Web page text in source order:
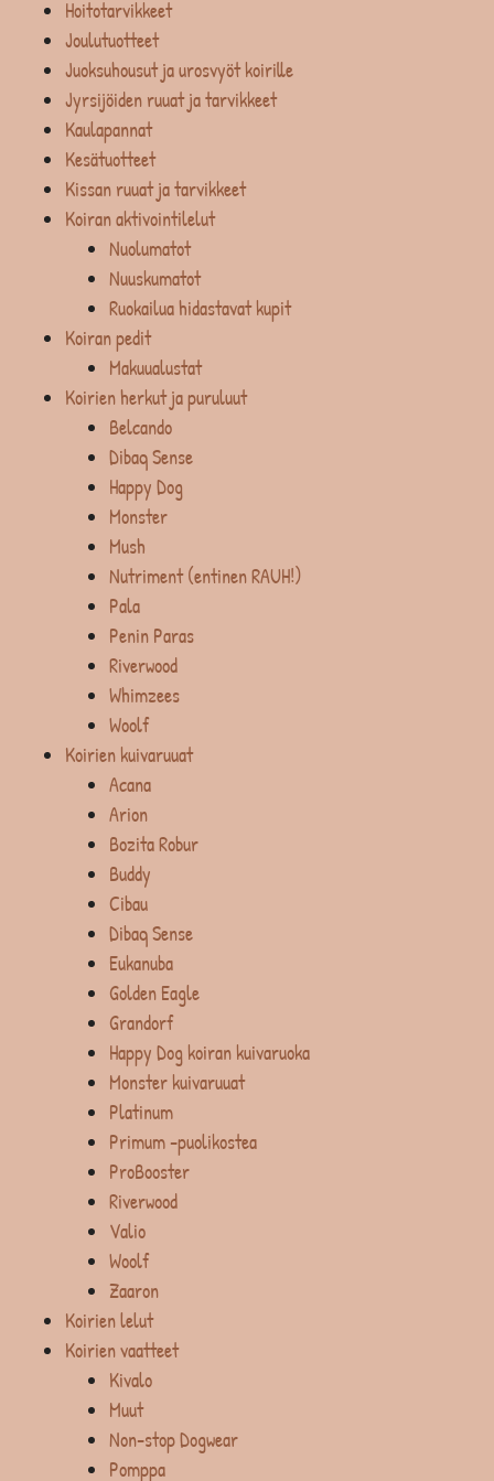
Hoitotarvikkeet
Joulutuotteet
Juoksuhousut ja urosvyöt koirille
Jyrsijöiden ruuat ja tarvikkeet
Kaulapannat
Kesätuotteet
Kissan ruuat ja tarvikkeet
Koiran aktivointilelut
Nuolumatot
Nuuskumatot
Ruokailua hidastavat kupit
Koiran pedit
Makuualustat
Koirien herkut ja puruluut
Belcando
Dibaq Sense
Happy Dog
Monster
Mush
Nutriment (entinen RAUH!)
Pala
Penin Paras
Riverwood
Whimzees
Woolf
Koirien kuivaruuat
Acana
Arion
Bozita Robur
Buddy
Cibau
Dibaq Sense
Eukanuba
Golden Eagle
Grandorf
Happy Dog koiran kuivaruoka
Monster kuivaruuat
Platinum
Primum -puolikostea
ProBooster
Riverwood
Valio
Woolf
Zaaron
Koirien lelut
Koirien vaatteet
Kivalo
Muut
Non-stop Dogwear
Pomppa